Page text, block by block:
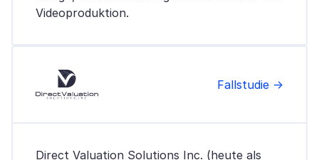
Videoproduktion.
Fallstudie →
Direct Valuation Solutions Inc. (heute als